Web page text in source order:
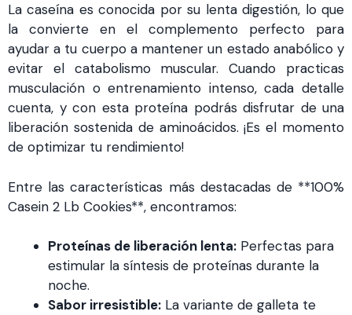
La caseína es conocida por su lenta digestión, lo que
la convierte en el complemento perfecto para
ayudar a tu cuerpo a mantener un estado anabólico y
evitar el catabolismo muscular. Cuando practicas
musculación o entrenamiento intenso, cada detalle
cuenta, y con esta proteína podrás disfrutar de una
liberación sostenida de aminoácidos. ¡Es el momento
de optimizar tu rendimiento!
Entre las características más destacadas de **100%
Casein 2 Lb Cookies**, encontramos:
Proteínas de liberación lenta: Perfectas para
estimular la síntesis de proteínas durante la
noche.
Sabor irresistible: La variante de galleta te